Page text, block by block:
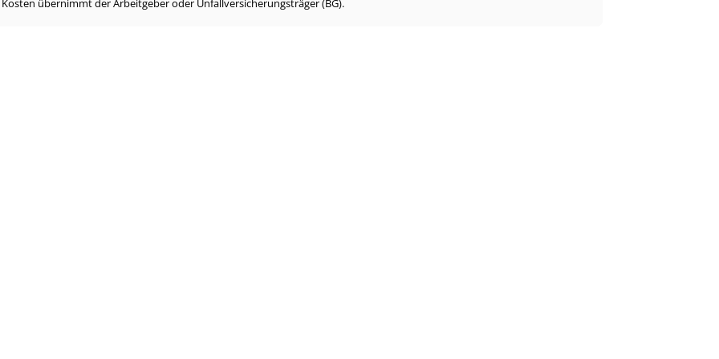
übernimmt der Arbeitgeber oder Unfallversicherungsträger (BG).